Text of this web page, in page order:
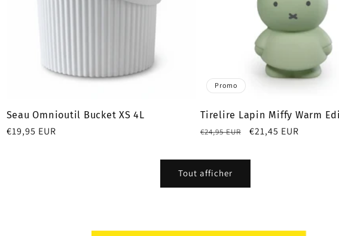
Seau Omnioutil Bucket XS 4L
Prix
€19,95 EUR
Promo
Tirelire Lapin Miffy Warm
Prix
€24,95 EUR
Prix
€21,45 EUR
Tout afficher